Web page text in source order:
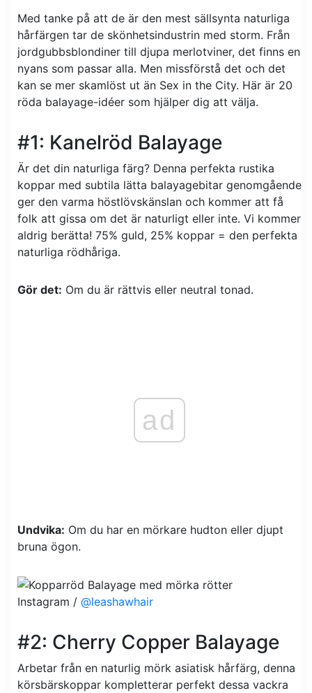
Med tanke på att de är den mest sällsynta naturliga
hårfärgen tar de skönhetsindustrin med storm. Från
jordgubbsblondiner till djupa merlotviner, det finns en
nyans som passar alla. Men missförstå det och det
kan se mer skamlöst ut än Sex in the City. Här är 20
röda balayage-idéer som hjälper dig att välja.
#1: Kanelröd Balayage
Är det din naturliga färg? Denna perfekta rustika
koppar med subtila lätta balayagebitar genomgående
ger den varma höstlövskänslan och kommer att få
folk att gissa om det är naturligt eller inte. Vi kommer
aldrig berätta! 75% guld, 25% koppar = den perfekta
naturliga rödhåriga.
Gör det: Om du är rättvis eller neutral tonad.
ad
Undvika: Om du har en mörkare hudton eller djupt
bruna ögon.
Instagram / @leashawhair
#2: Cherry Copper Balayage
Arbetar från en naturlig mörk asiatisk hårfärg, denna
körsbärskoppar kompletterar perfekt dessa vackra